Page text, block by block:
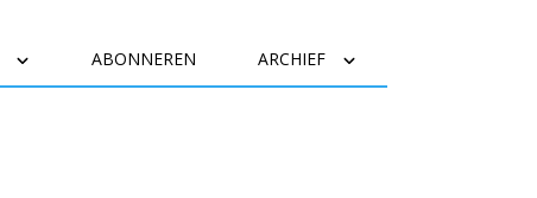
ABONNEREN ARCHIEF